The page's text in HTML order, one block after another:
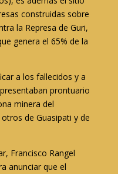
construidas sobre
la Represa de Guri,
genera el 65% de la
a los fallecidos y a
prontuario
minera del
de Guasipati y de
Francisco Rangel
anunciar que el